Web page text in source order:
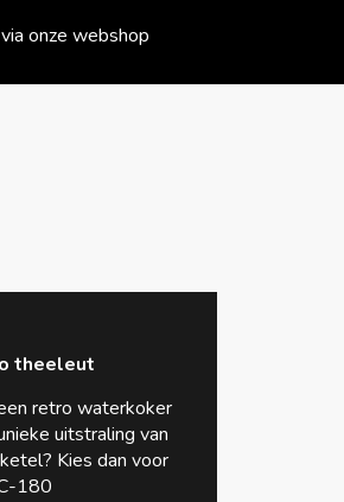
onze webshop
theeleut
retro waterkoker
uitstraling van
Kies dan voor
180